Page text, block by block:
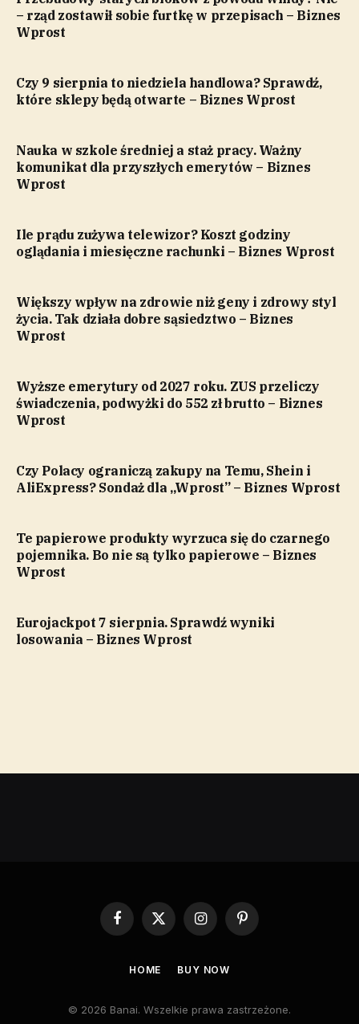
– rząd zostawił sobie furtkę w przepisach – Biznes
Wprost
Czy 9 sierpnia to niedziela handlowa? Sprawdź,
które sklepy będą otwarte – Biznes Wprost
Nauka w szkole średniej a staż pracy. Ważny
komunikat dla przyszłych emerytów – Biznes
Wprost
Ile prądu zużywa telewizor? Koszt godziny
oglądania i miesięczne rachunki – Biznes Wprost
Większy wpływ na zdrowie niż geny i zdrowy styl
życia. Tak działa dobre sąsiedztwo – Biznes
Wprost
Wyższe emerytury od 2027 roku. ZUS przeliczy
świadczenia, podwyżki do 552 zł brutto – Biznes
Wprost
Czy Polacy ograniczą zakupy na Temu, Shein i
AliExpress? Sondaż dla „Wprost” – Biznes Wprost
Te papierowe produkty wyrzuca się do czarnego
pojemnika. Bo nie są tylko papierowe – Biznes
Wprost
Eurojackpot 7 sierpnia. Sprawdź wyniki
losowania – Biznes Wprost
Facebook
X
(Twitter)
InstagramPinterest
HOME BUY NOW
© 2026 Banai. Wszelkie prawa zastrzeżone.